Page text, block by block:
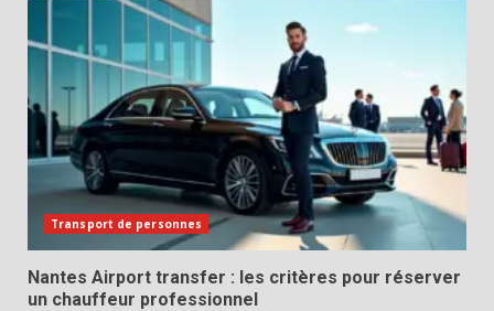
Transport de personnes
Nantes Airport transfer : les critères pour réserver
un chauffeur professionnel